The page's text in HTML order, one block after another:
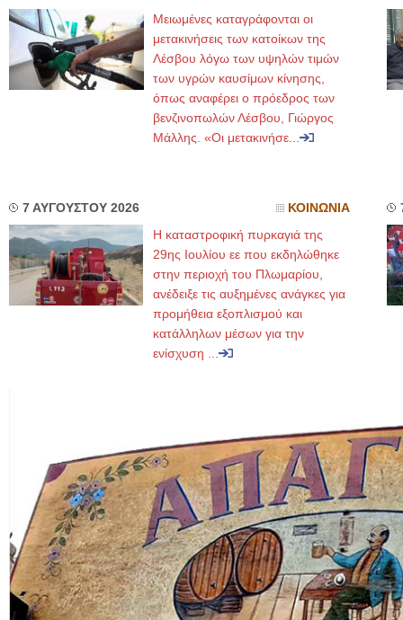
Μειωμένες καταγράφονται οι
μετακινήσεις των κατοίκων της
Λέσβου λόγω των υψηλών τιμών
των υγρών καυσίμων κίνησης,
όπως αναφέρει ο πρόεδρος των
βενζινοπωλών Λέσβου, Γιώργος
Μάλλης. «Οι μετακινήσε...
7 ΑΥΓΟΥΣΤΟΥ 2026 ΚΟΙΝΩΝΙΑ
Η καταστροφική πυρκαγιά της
29ης Ιουλίου εε που εκδηλώθηκε
στην περιοχή του Πλωμαρίου,
ανέδειξε τις αυξημένες ανάγκες για
προμήθεια εξοπλισμού και
κατάλληλων μέσων για την
ενίσχυση ...